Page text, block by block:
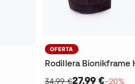
OFERTA
Rodillera Bionikframe
34,99 €27,99 €−20%